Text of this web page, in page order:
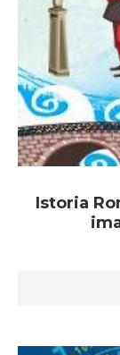
Istoria